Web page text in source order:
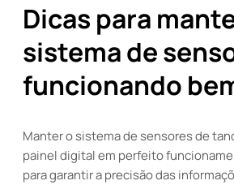
Dicas para
sistema de
funcionando
Manter o sistema de sensores de
painel digital em perfeito
para garantir a precisão das